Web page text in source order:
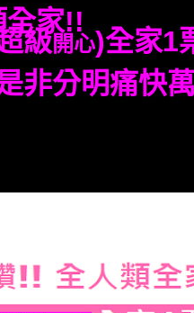
家!!
級開心)全家1
非分明痛快